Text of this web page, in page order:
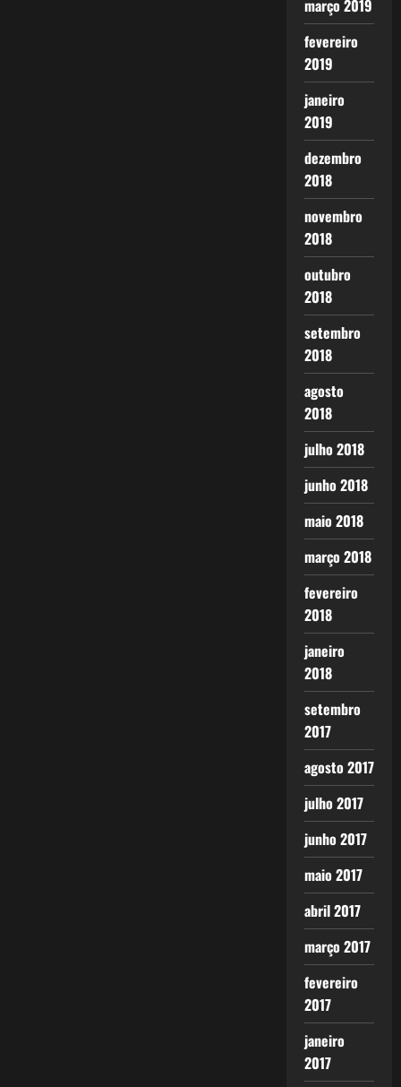
março 2019
fevereiro
2019
janeiro
2019
dezembro
2018
novembro
2018
outubro
2018
setembro
2018
agosto
2018
julho 2018
junho 2018
maio 2018
março 2018
fevereiro
2018
janeiro
2018
setembro
2017
agosto 2017
julho 2017
junho 2017
maio 2017
abril 2017
março 2017
fevereiro
2017
janeiro
2017